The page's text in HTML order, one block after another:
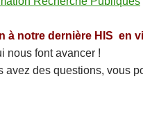
à notre dernière HIS en
nous font avancer !
des questions, vous